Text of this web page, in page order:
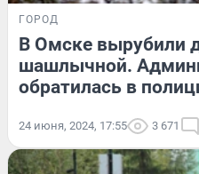
ГОРОД
В Омске вырубили
шашлычной.
обратилась в
24 июня, 2024, 17:55 3 671